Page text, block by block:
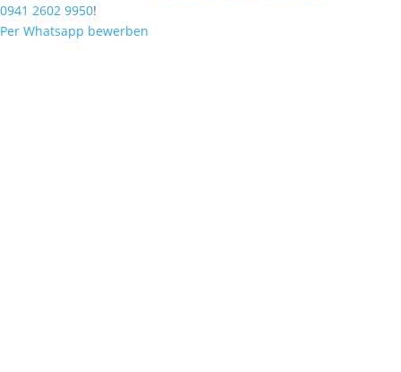
0941 2602 9950!
Per Whatsapp bewerben